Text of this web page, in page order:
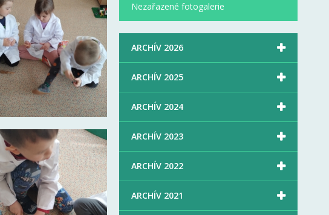
Nezařazené fotogalerie
ARCHÍV 2026 
ARCHÍV 2025 
ARCHÍV 2024 
ARCHÍV 2023 
ARCHÍV 2022 
ARCHÍV 2021 